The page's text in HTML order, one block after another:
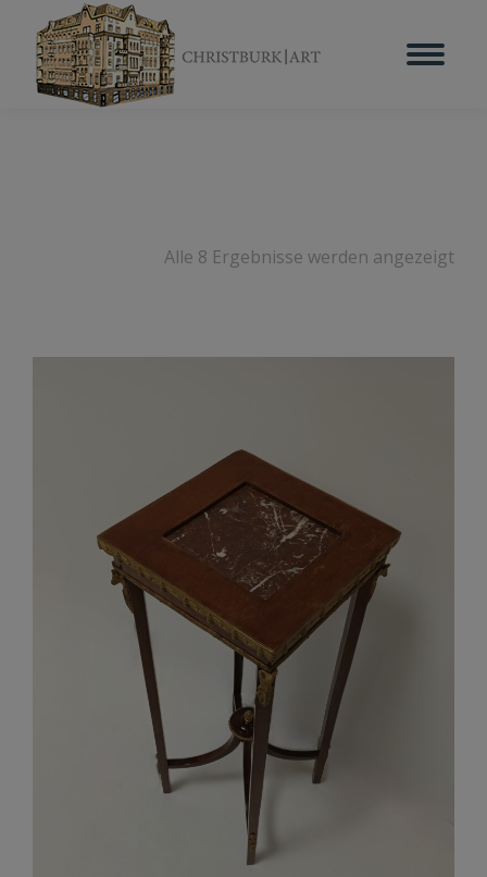
Alle 8 Ergebnisse werden angezeigt